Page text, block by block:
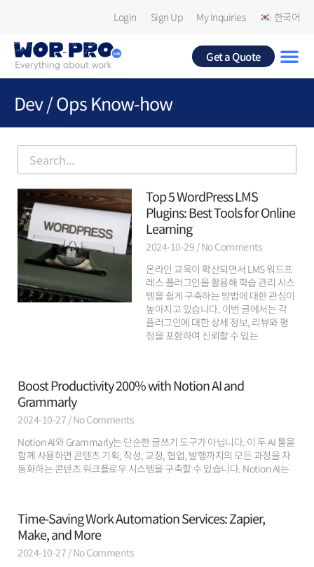
Login Sign Up My Inquiries 한국어
Get a Quote
Dev / Ops Know-how
Top 5 WordPress LMS
Plugins: Best Tools for Online
Learning
2024-10-29 No Comments
온라인 교육이 확산되면서 LMS 워드프
레스 플러그인을 활용해 학습 관리 시스
템을 쉽게 구축하는 방법에 대한 관심이
높아지고 있습니다. 이번 글에서는 각
플러그인에 대한 상세 정보, 리뷰와 평
점을 포함하여 신뢰할 수 있는
Boost Productivity 200% with Notion AI and
Grammarly
2024-10-27 No Comments
Notion AI와 Grammarly는 단순한 글쓰기 도구가 아닙니다. 이 두 AI 툴을
함께 사용하면 콘텐츠 기획, 작성, 교정, 협업, 발행까지의 모든 과정을 자
동화하는 콘텐츠 워크플로우 시스템을 구축할 수 있습니다. Notion AI는
Time-Saving Work Automation Services: Zapier,
Make, and More
2024-10-27 No Comments